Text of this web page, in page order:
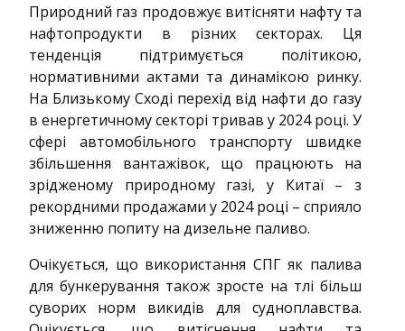
Природний газ продовжує витісняти нафту та
нафтопродукти в різних секторах. Ця
тенденція підтримується політикою,
нормативними актами та динамікою ринку.
На Близькому Сході перехід від нафти до газу
в енергетичному секторі тривав у 2024 році. У
сфері автомобільного транспорту швидке
збільшення вантажівок, що працюють на
зрідженому природному газі, у Китаї – з
рекордними продажами у 2024 році – сприяло
зниженню попиту на дизельне паливо.
Очікується, що використання СПГ як палива
для бункерування також зросте на тлі більш
суворих норм викидів для судноплавства.